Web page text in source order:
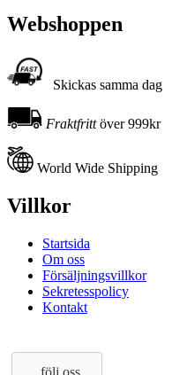
Webshoppen
Skickas samma dag
Fraktfrittöver 999kr
World Wide Shipping
Villkor
Startsida
Om oss
Försäljningsvillkor
Sekretesspolicy
Kontakt